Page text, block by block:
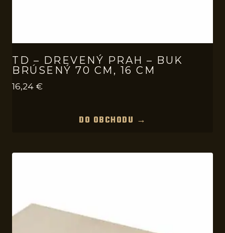
TD – DREVENÝ PRAH – BUK
BRÚSENÝ 70 CM, 16 CM
16,24 €
DO OBCHODU →